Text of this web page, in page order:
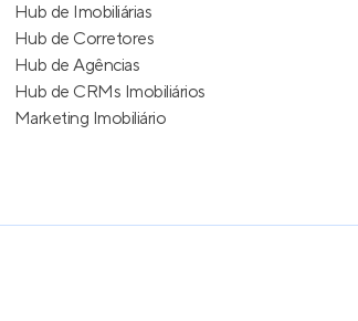
Hub de Imobiliárias
Hub de Corretores
Hub de Agências
Hub de CRMs Imobiliários
Marketing Imobiliário